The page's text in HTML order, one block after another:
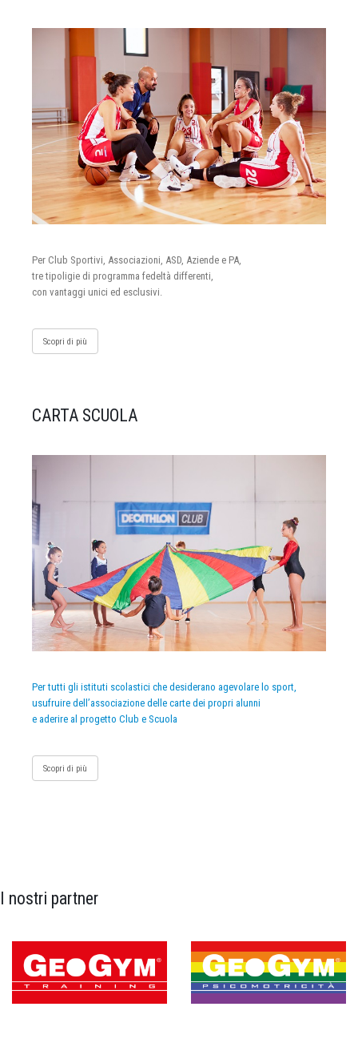
Per Club Sportivi, Associazioni, ASD, Aziende e PA,
tre tipoligie di programma fedeltà differenti,
con vantaggi unici ed esclusivi.
Scopri di più
CARTA SCUOLA
Per tutti gli istituti scolastici che desiderano agevolare lo sport,
usufruire dell’associazione delle carte dei propri alunni
e aderire al progetto Club e Scuola
Scopri di più
I nostri partner